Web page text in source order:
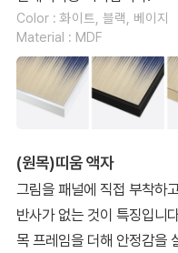
Color : 화이트, 블랙, 베이지
Material : MDF
(원목)띠움 액자
그림을 패널에 직접 부착하
반사가 없는 것이 특징입니
목 프레임을 더해 안정감을